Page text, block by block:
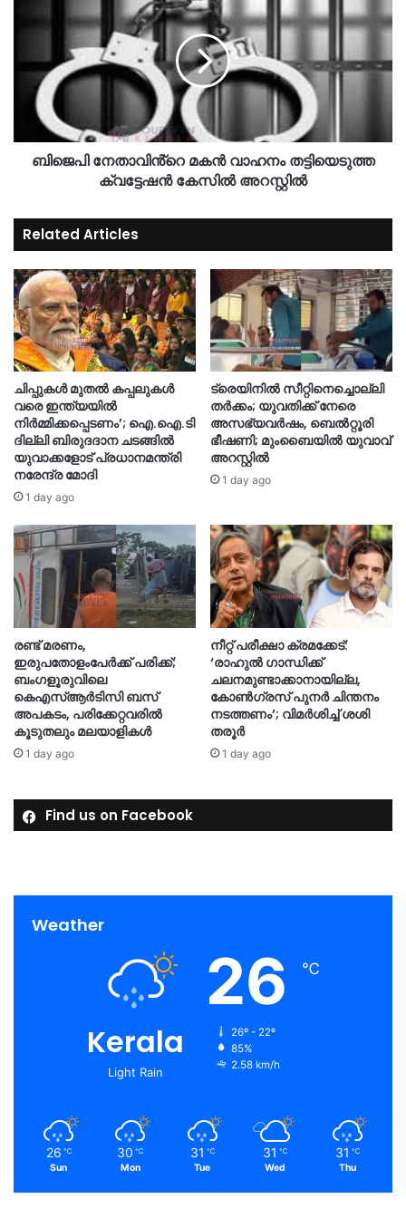
ബിജെപി നേതാവിൻ്റെ മകൻ വാഹനം തട്ടിയെടുത്ത
ക്വട്ടേഷൻ കേസിൽ അറസ്റ്റിൽ
Related Articles
ചിപ്പുകൾ മുതൽ കപ്പലുകൾ
വരെ ഇന്ത്യയിൽ
നിർമ്മിക്കപ്പെടണം’; ഐ.ഐ.ടി
ദില്ലി ബിരുദദാന ചടങ്ങിൽ
യുവാക്കളോട് പ്രധാനമന്ത്രി
നരേന്ദ്ര മോദി
1 day ago
ട്രെയിനിൽ സീറ്റിനെച്ചൊല്ലി
തർക്കം; യുവതിക്ക് നേരെ
അസഭ്യവർഷം, ബെൽറ്റൂരി
ഭീഷണി; മുംബൈയിൽ യുവാവ്
അറസ്റ്റിൽ
1 day ago
രണ്ട് മരണം,
ഇരുപതോളംപേർക്ക് പരിക്ക്;
ബംഗളൂരുവിലെ
കെഎസ്ആർടിസി ബസ്
അപകടം, പരിക്കേറ്റവരിൽ
കൂടുതലും മലയാളികൾ
1 day ago
നീറ്റ് പരീക്ഷാ ക്രമക്കേട്:
‘രാഹുൽ ഗാന്ധിക്ക്
ചലനമുണ്ടാക്കാനായില്ല,
കോൺഗ്രസ് പുനർ ചിന്തനം
നടത്തണം’; വിമർശിച്ച് ശശി
തരൂർ
1 day ago
Find us on Facebook
Weather
Kerala
Light Rain
26 ℃
26º - 22º
85%
2.58 km/h
26 ℃
Sun
30 ℃
Mon
31 ℃
Tue
31 ℃
Wed
31 ℃
Thu